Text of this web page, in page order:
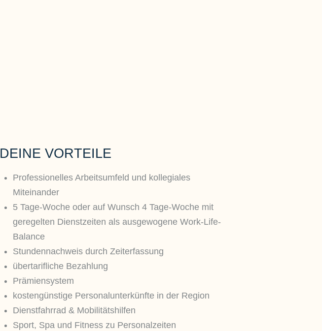
DEINE VORTEILE
Professionelles Arbeitsumfeld und kollegiales
Miteinander
5 Tage-Woche oder auf Wunsch 4 Tage-Woche mit
geregelten Dienstzeiten als ausgewogene Work-Life-
Balance
Stundennachweis durch Zeiterfassung
übertarifliche Bezahlung
Prämiensystem
kostengünstige Personalunterkünfte in der Region
Dienstfahrrad & Mobilitätshilfen
Sport, Spa und Fitness zu Personalzeiten